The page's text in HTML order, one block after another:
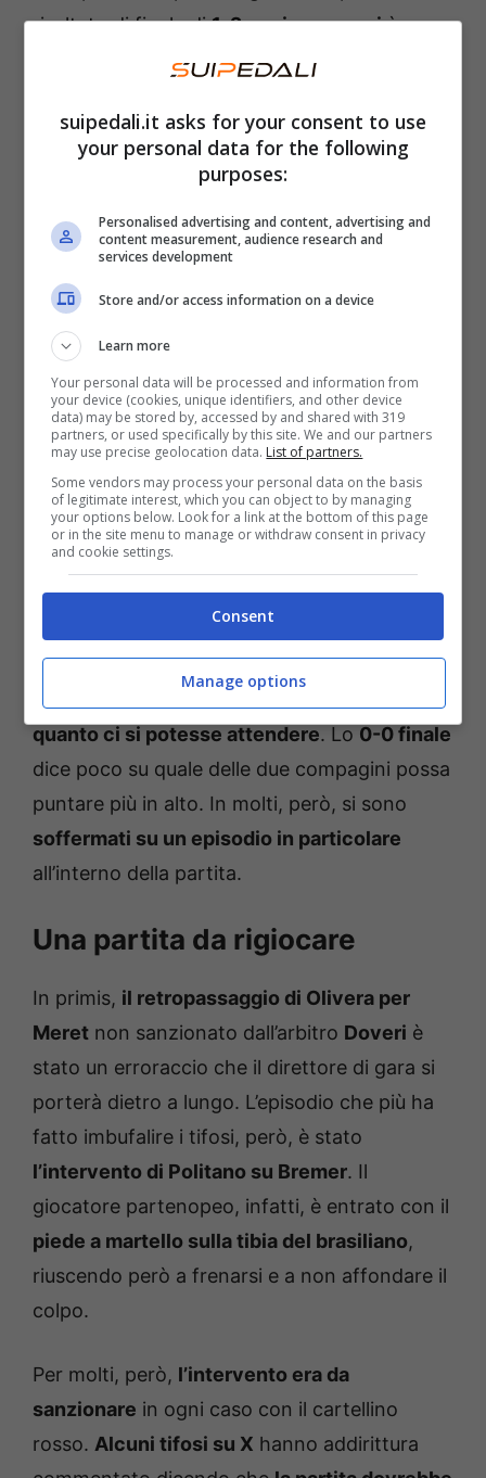
risultato di finale di1-2 per i rossoneriè
sembrato anche troppo clemente nei
I big match della giornata
Con questa vittoria, Fonseca e i suoi si
propongono comeforza alternativa
lotta alla conquista dello Scudetto. Subito
rifondato il gruppo
un progetto a lungo termine. Sulla panchina
delNapolic’è oraAntonio Conte, mentre la
Juventusè guidata daThiago Motta
da un’esperienza di successo con il Bologna. Il
big match di sabato ha visto la squadra
piemontese e quella campana affrontarsi a
Torino, tra le mura dell’Allianz Stadium.
Purtroppo per gli appassionati, la partita si è
rivelata
quanto ci si potesse attendere. Lo 0-0 finale
dice poco su quale delle due compagini possa
puntare più in alto. In molti, però, si sono
soffermati su un episodio in particolare
all’interno della partita.
Una partita da rigiocare
In primis, il retropassaggio di Olivera per
Meret non sanzionato dall’arbitro Doveri è
stato un erroraccio che il direttore di gara si
porterà dietro a lungo. L’episodio che più ha
fatto imbufalire i tifosi, però, è stato
l’intervento di Politano su Bremer. Il
giocatore partenopeo, infatti, è entrato con il
piede a martello sulla tibia del brasiliano,
riuscendo però a frenarsi e a non affondare il
colpo.
Per molti, però, l’intervento era da
sanzionare in ogni caso con il cartellino
rosso. Alcuni tifosi su X hanno addirittura
suipedali.it asks for your consent to use
your personal data for the following
purposes:
Personalised advertising and content, advertising and
content measurement, audience research and
services development
Store and/or access information on a device
Learn more
Your personal data will be processed and information from
your device (cookies, unique identifiers, and other device
data) may be stored by, accessed by and shared with 319
partners, or used specifically by this site. We and our partners
may use precise geolocation data. List of partners.
Some vendors may process your personal data on the basis
of legitimate interest, which you can object to by managing
your options below. Look for a link at the bottom of this page
or in the site menu to manage or withdraw consent in privacy
and cookie settings.
Consent
Manage options